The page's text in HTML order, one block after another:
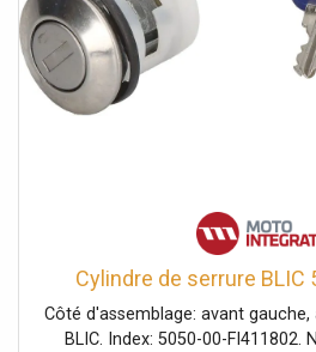
Cylindre de serrure BLIC
Côté d'assemblage: avant
BLIC. Index: 5050-00-FI411802.